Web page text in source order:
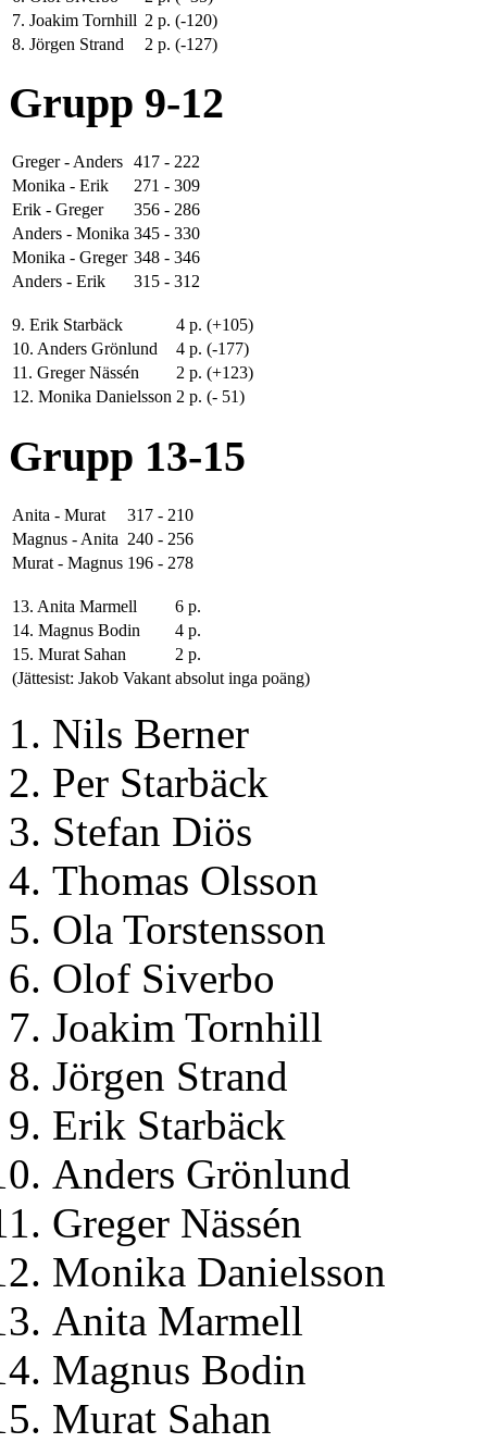
7. Joakim Tornhill 2 p. (-120)
8. Jörgen Strand
2 p. (-127)
Grupp 9-12
Greger - Anders 417 - 222
Monika - Erik
271 - 309
Erik - Greger
356 - 286
Anders - Monika 345 - 330
Monika - Greger 348 - 346
Anders - Erik
315 - 312
9. Erik Starbäck
4 p. (+105)
10. Anders Grönlund
4 p. (-177)
11. Greger Nässén
2 p. (+123)
12. Monika Danielsson 2 p. (- 51)
Grupp 13-15
Anita - Murat
317 - 210
Magnus - Anita 240 - 256
Murat - Magnus 196 - 278
13. Anita Marmell
6 p.
14. Magnus Bodin
4 p.
15. Murat Sahan
2 p.
(Jättesist: Jakob Vakant absolut inga poäng)
Nils Berner
Per Starbäck
Stefan Diös
Thomas Olsson
Ola Torstensson
Olof Siverbo
Joakim Tornhill
Jörgen Strand
Erik Starbäck
Anders Grönlund
Greger Nässén
Monika Danielsson
Anita Marmell
Magnus Bodin
Murat Sahan